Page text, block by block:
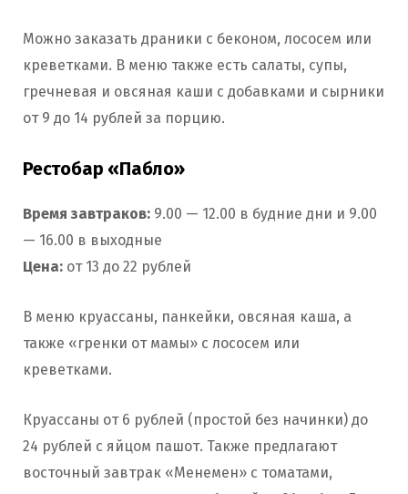
Можно заказать драники с беконом, лососем или
креветками. В меню также есть салаты, супы,
гречневая и овсяная каши с добавками и сырники
от 9 до 14 рублей за порцию.
Рестобар «Пабло»
Время завтраков: 9.00 — 12.00 в будние дни и 9.00
— 16.00 в выходные
Цена: от 13 до 22 рублей
В меню круассаны, панкейки, овсяная каша, а
также «гренки от мамы» с лососем или
креветками.
Круассаны от 6 рублей (простой без начинки) до
24 рублей с яйцом пашот. Также предлагают
восточный завтрак «Менемен» с томатами,